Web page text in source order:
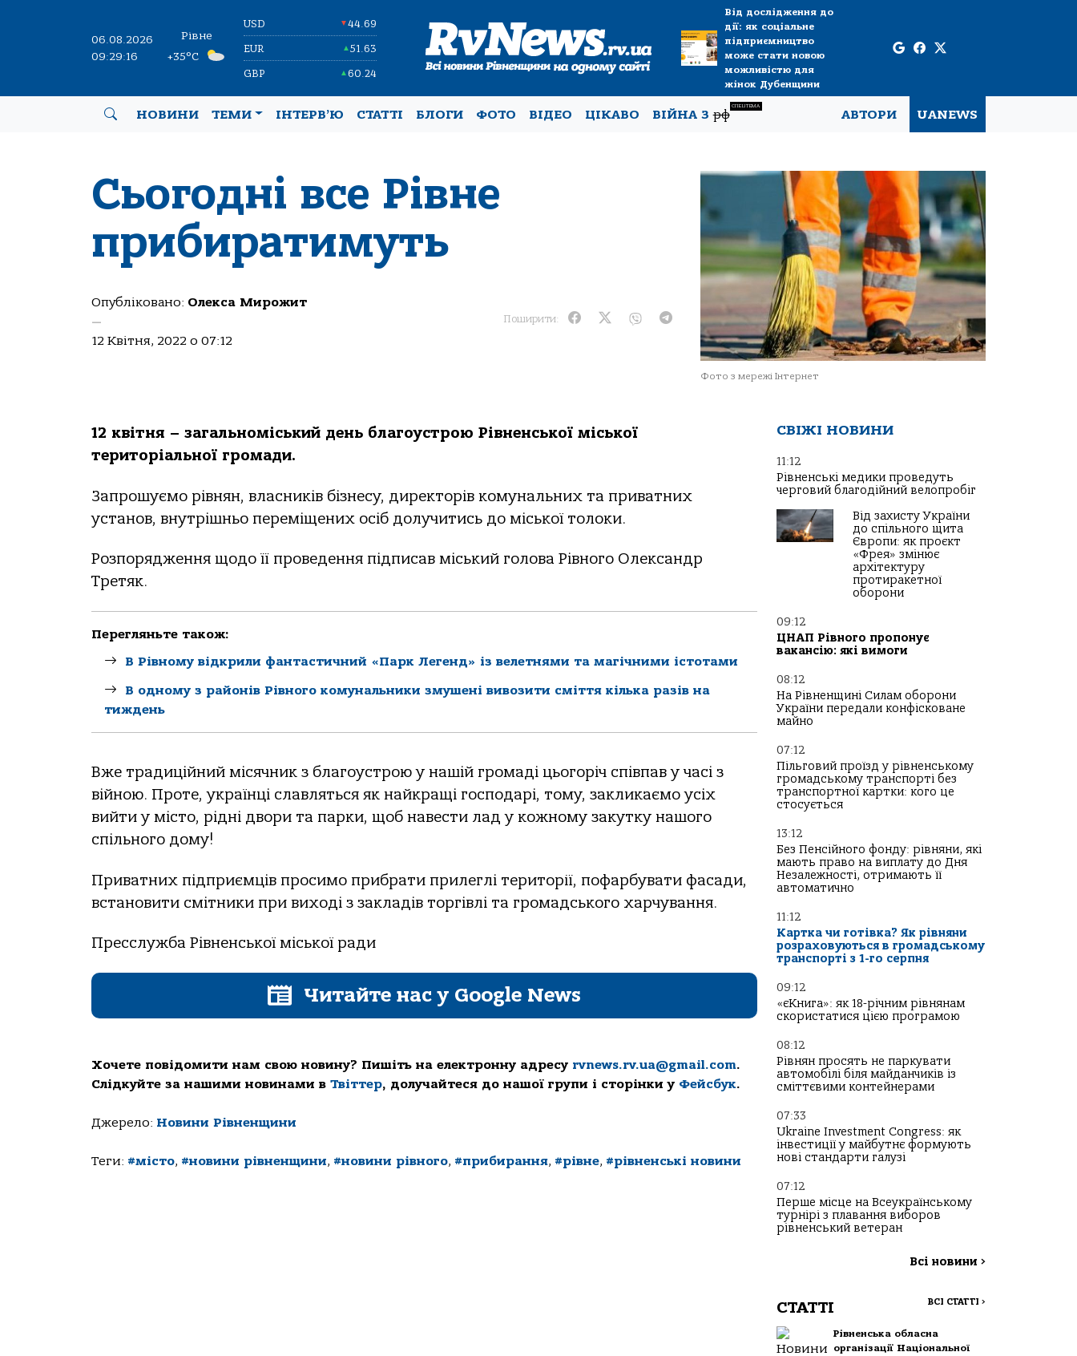
06.08.2026
09:29:17
Рівне
+35°C
USD ▼44.69
EUR ▲51.63
GBP ▲60.24
Від дослідження до
дії: як соціальне
підприємництво
може стати новою
можливістю для
жінок Дубенщини
НОВИНИ ТЕМИ ІНТЕРВ’Ю СТАТТІ БЛОГИ ФОТО ВІДЕО ЦІКАВО ВІЙНА Зрф
СПЕЦТЕМА
АВТОРИ UANEWS
Сьогодні все Рівне
прибиратимуть
Опубліковано: Олекса Мирожит
—
12 Квітня, 2022 о 07:12
Поширити:
Фото з мережі Інтернет
12 квітня – загальноміський день благоустрою Рівненської міської
територіальної громади.
Запрошуємо рівнян, власників бізнесу, директорів комунальних та приватних
установ, внутрішньо переміщених осіб долучитись до міської толоки.
Розпорядження щодо її проведення підписав міський голова Рівного Олександр
Третяк.
Перегляньте також:
В Рівному відкрили фантастичний «Парк Легенд» із велетнями та магічними істотами
В одному з районів Рівного комунальники змушені вивозити сміття кілька разів на
тиждень
Вже традиційний місячник з благоустрою у нашій громаді цьогоріч співпав у часі з
війною. Проте, українці славляться як найкращі господарі, тому, закликаємо усіх
вийти у місто, рідні двори та парки, щоб навести лад у кожному закутку нашого
спільного дому!
Приватних підприємців просимо прибрати прилеглі території, пофарбувати фасади,
встановити смітники при виході з закладів торгівлі та громадського харчування.
Пресслужба Рівненської міської ради
Читайте нас у Google News
Хочете повідомити нам свою новину? Пишіть на електронну адресу rvnews.rv.ua@gmail.com.
Слідкуйте за нашими новинами в Твіттер, долучайтеся до нашої групи і сторінки у Фейсбук.
Джерело: Новини Рівненщини
Теги: #місто, #новини рівненщини, #новини рівного, #прибирання, #рівне, #рівненські новини
СВІЖІ НОВИНИ
11:12
Рівненські медики проведуть
черговий благодійний велопробіг
Від захисту України
до спільного щита
Європи: як проєкт
«Фрея» змінює
архітектуру
протиракетної
оборони
09:12
ЦНАП Рівного пропонує
вакансію: які вимоги
08:12
На Рівненщині Силам оборони
України передали конфісковане
майно
07:12
Пільговий проїзд у рівненському
громадському транспорті без
транспортної картки: кого це
стосується
13:12
Без Пенсійного фонду: рівняни, які
мають право на виплату до Дня
Незалежності, отримають її
автоматично
11:12
Картка чи готівка? Як рівняни
розраховуються в громадському
транспорті з 1-го серпня
09:12
«єКнига»: як 18-річним рівнянам
скористатися цією програмою
08:12
Рівнян просять не паркувати
автомобілі біля майданчиків із
сміттєвими контейнерами
07:33
Ukraine Investment Congress: як
інвестиції у майбутнє формують
нові стандарти галузі
07:12
Перше місце на Всеукраїнському
турнірі з плавання виборов
рівненський ветеран
Всі новини >
СТАТТІ ВСІ СТАТТІ >
Рівненська обласна
організації Національної